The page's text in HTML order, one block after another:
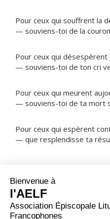
Pour ceux qui souffrent la
— souviens-toi de la
Pour ceux qui désespèrent
— souviens-toi de ton cri
Pour ceux qui meurent
— souviens-toi de ta mort
Pour ceux qui espèrent
— que resplendisse ta
ORAISON
Béni sois-tu, Père : tu as
jours de sa chair ; tu